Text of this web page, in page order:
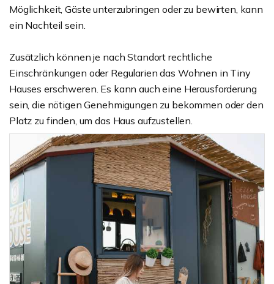
Möglichkeit, Gäste unterzubringen oder zu bewirten, kann
ein Nachteil sein.
Zusätzlich können je nach Standort rechtliche
Einschränkungen oder Regularien das Wohnen in Tiny
Hauses erschweren. Es kann auch eine Herausforderung
sein, die nötigen Genehmigungen zu bekommen oder den
Platz zu finden, um das Haus aufzustellen.